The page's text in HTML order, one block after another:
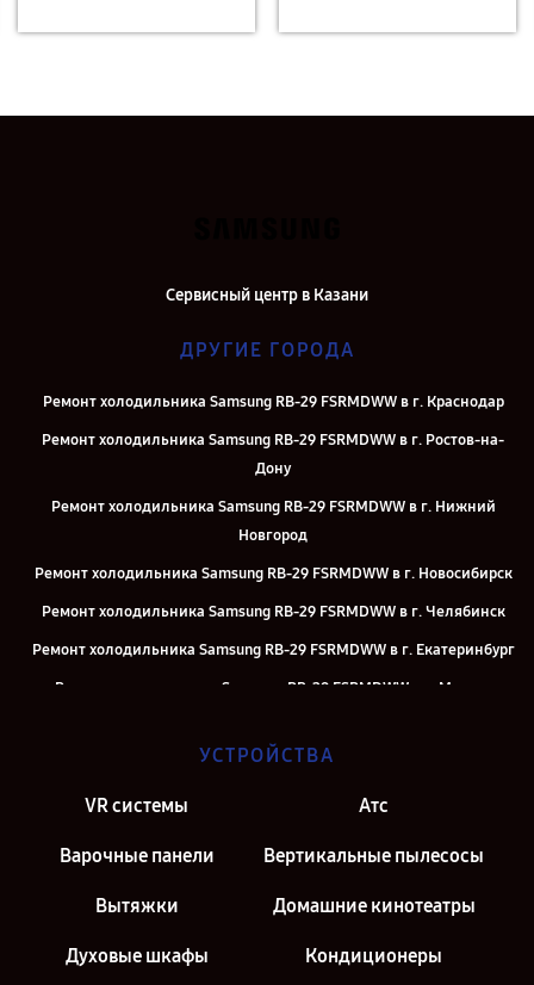
Сервисный центр в Казани
ДРУГИЕ ГОРОДА
Ремонт холодильника Samsung RB-29 FSRMDWW в г. Краснодар
Ремонт холодильника Samsung RB-29 FSRMDWW в г. Ростов-на-
Дону
Ремонт холодильника Samsung RB-29 FSRMDWW в г. Нижний
Новгород
Ремонт холодильника Samsung RB-29 FSRMDWW в г. Новосибирск
Ремонт холодильника Samsung RB-29 FSRMDWW в г. Челябинск
Ремонт холодильника Samsung RB-29 FSRMDWW в г. Екатеринбург
Ремонт холодильника Samsung RB-29 FSRMDWW в г. Москва
Петербург
УСТРОЙСТВА
VR системы Атс
Варочные панели Вертикальные пылесосы
Вытяжки Домашние кинотеатры
Духовые шкафы Кондиционеры